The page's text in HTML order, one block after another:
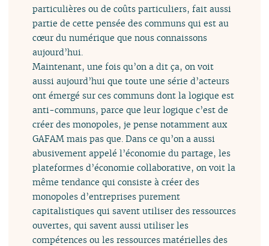
particulières ou de coûts particuliers, fait aussi
partie de cette pensée des communs qui est au
cœur du numérique que nous connaissons
aujourd’hui.
Maintenant, une fois qu’on a dit ça, on voit
aussi aujourd’hui que toute une série d’acteurs
ont émergé sur ces communs dont la logique est
anti-communs, parce que leur logique c’est de
créer des monopoles, je pense notamment aux
GAFAM mais pas que. Dans ce qu’on a aussi
abusivement appelé l’économie du partage, les
plateformes d’économie collaborative, on voit la
même tendance qui consiste à créer des
monopoles d’entreprises purement
capitalistiques qui savent utiliser des ressources
ouvertes, qui savent aussi utiliser les
compétences ou les ressources matérielles des